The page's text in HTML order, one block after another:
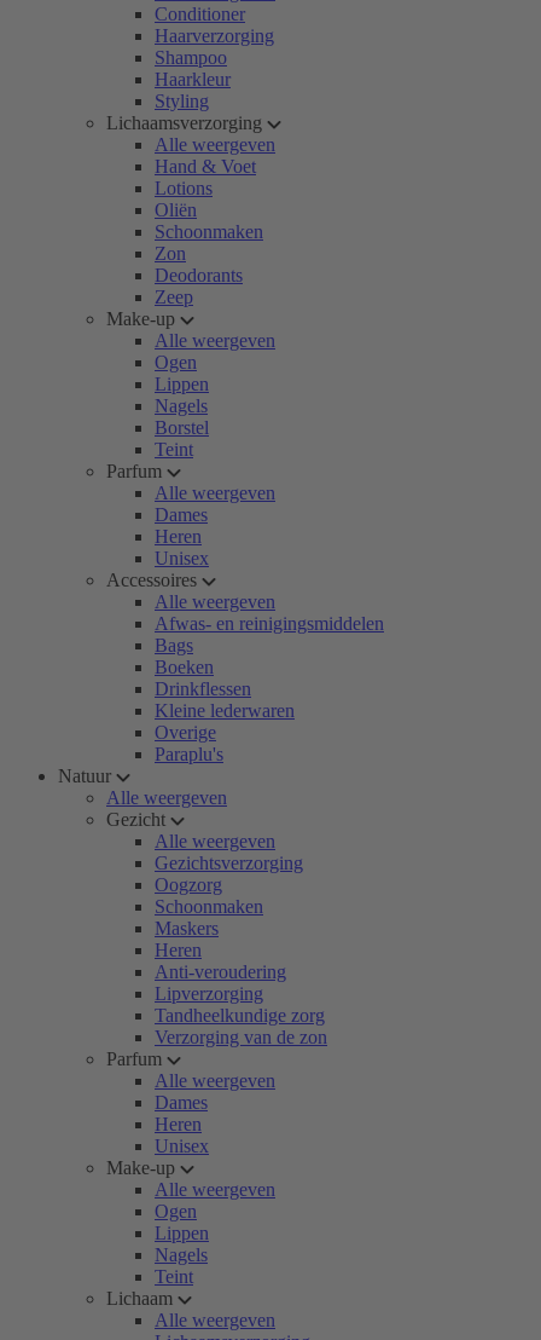
Conditioner
Haarverzorging
Shampoo
Haarkleur
Styling
Lichaamsverzorging
Alle weergeven
Hand & Voet
Lotions
Oliën
Schoonmaken
Zon
Deodorants
Zeep
Make-up
Alle weergeven
Ogen
Lippen
Nagels
Borstel
Teint
Parfum
Alle weergeven
Dames
Heren
Unisex
Accessoires
Alle weergeven
Afwas- en reinigingsmiddelen
Bags
Boeken
Drinkflessen
Kleine lederwaren
Overige
Paraplu's
Natuur
Alle weergeven
Gezicht
Alle weergeven
Gezichtsverzorging
Oogzorg
Schoonmaken
Maskers
Heren
Anti-veroudering
Lipverzorging
Tandheelkundige zorg
Verzorging van de zon
Parfum
Alle weergeven
Dames
Heren
Unisex
Make-up
Alle weergeven
Ogen
Lippen
Nagels
Teint
Lichaam
Alle weergeven